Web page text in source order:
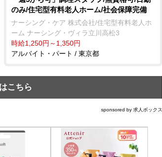
のみ/住宅型有料老人ホーム/社会保障完備
ナーシング・ケア 株式会社/住宅型有料老人ホ
ーム ナーシング・ヴィラ立川高松3
時給1,250円～1,350円
アルバイト・パート / 東京都
こちら
sponsored by 求人ボックス